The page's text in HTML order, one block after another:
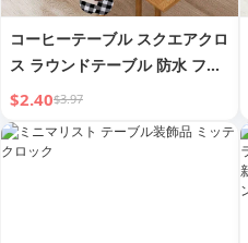
コーヒーテーブル スクエアクロ
ス ラウンドテーブル 防水 フロ
ーラルテーブルクロス ダイニン
グテーブル ポリエステル
$2.40$3.97